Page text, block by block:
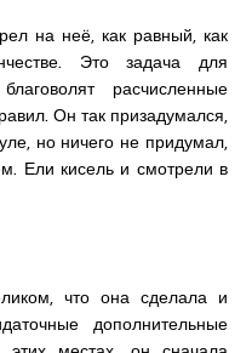
на неё, как равный, как
Это задача для
расчисленные
Он так призадумался,
но ничего не придумал,
Ели кисель и смотрели в
что она сделала и
дополнительные